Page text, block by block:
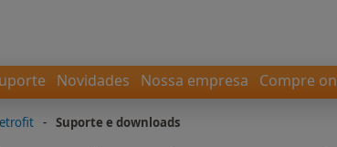
Novidades Nossa empresa Compre
- Suporte e downloads